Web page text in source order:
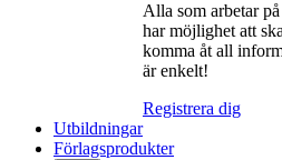
Alla som arbetar
har möjlighet att
komma åt all
är enkelt!
Registrera dig
Utbildningar
Förlagsprodukter